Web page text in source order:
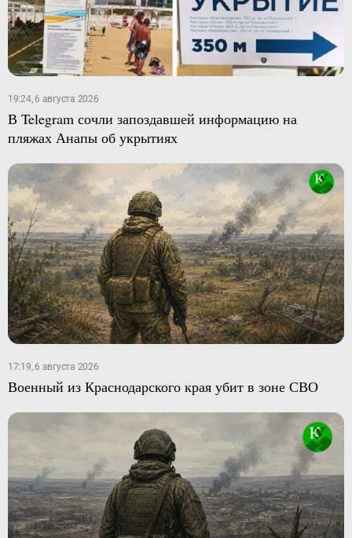
19:24, 6 августа 2026
В Telegram сочли запоздавшей информацию на
пляжах Анапы об укрытиях
17:19, 6 августа 2026
Военный из Краснодарского края убит в зоне СВО